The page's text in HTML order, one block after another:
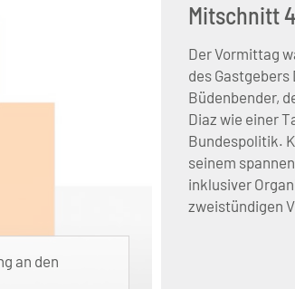
an den
Mitschnitt
Der Vormittag
des
Büdenbender,
Diaz wie einer
Bundespolitik.
seinem
inklusiver
zweistündigen